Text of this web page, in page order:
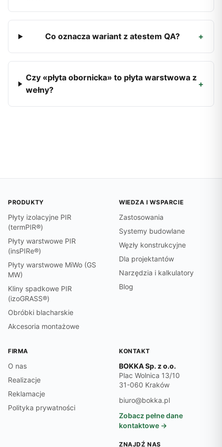
Co oznacza wariant z atestem QA? +
Czy «płyta obornicka» to płyta warstwowa z
wełny?
+
PRODUKTY
Płyty izolacyjne PIR
(termPIR®)
Płyty warstwowe PIR
(insPIRe®)
Płyty warstwowe MiWo (GS
MW)
Kliny spadkowe PIR
(izoGRASS®)
Obróbki blacharskie
Akcesoria montażowe
WIEDZA I WSPARCIE
Zastosowania
Systemy budowlane
Węzły konstrukcyjne
Dla projektantów
Narzędzia i kalkulatory
Blog
FIRMA
O nas
Realizacje
Reklamacje
Polityka prywatności
KONTAKT
BOKKA Sp. z o.o.
Plac Wolnica 13/10
31-060 Kraków
biuro@bokka.pl
Zobacz pełne dane
kontaktowe →
ZNAJDŹ NAS